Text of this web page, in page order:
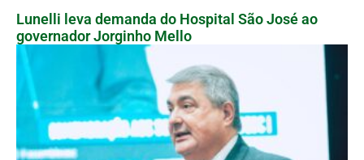
Lunelli leva demanda do Hospital São José ao
governador Jorginho Mello